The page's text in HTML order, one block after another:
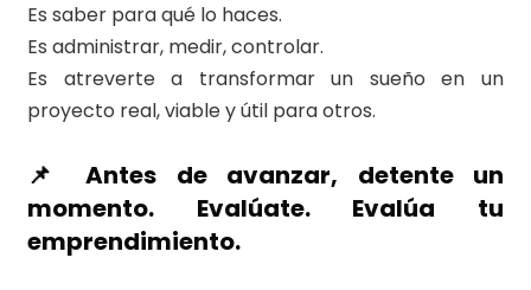
Es saber para qué lo haces.
Es administrar, medir, controlar.
Es atreverte a transformar un sueño en un
proyecto real, viable y útil para otros.
📌 Antes de avanzar, detente un
momento. Evalúate. Evalúa tu
emprendimiento.